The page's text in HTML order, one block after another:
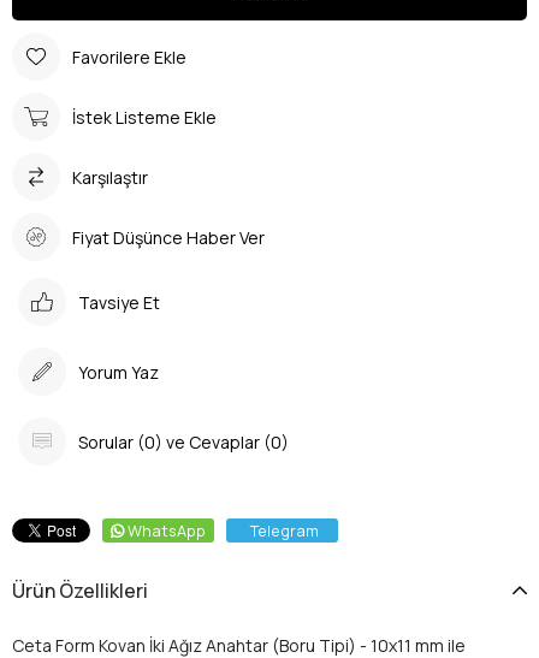
Favorilere Ekle
İstek Listeme Ekle
Karşılaştır
Fiyat Düşünce Haber Ver
Tavsiye Et
Yorum Yaz
Sorular (0) ve Cevaplar (0)
WhatsApp Telegram
Ürün Özellikleri
Ceta Form Kovan İki Ağız Anahtar (Boru Tipi) - 10x11 mm ile